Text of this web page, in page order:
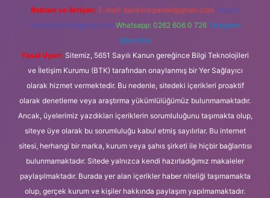
Reklam ve İletişim: E-mail: backlinkpaneli@gmail.com Teams:
forumhizmeti@gmail.com Whatsapp: 0262 606 0 726 Telegram:
@karabul
Yasal Uyarı: Sitemiz, 5651 Sayılı Kanun gereğince Bilgi Teknolojileri
ve İletişim Kurumu (BTK) tarafından onaylanmış bir Yer Sağlayıcı
olarak hizmet vermektedir. Bu nedenle, sitedeki içerikleri proaktif
olarak denetleme veya araştırma yükümlülüğümüz bulunmamaktadır.
Ancak, üyelerimiz yazdıkları içeriklerin sorumluluğunu taşımakta olup,
siteye üye olarak bu sorumluluğu kabul etmiş sayılırlar. Bu internet
sitesi, herhangi bir marka, kurum veya şahıs şirketi ile hiçbir bağlantısı
bulunmamaktadır. Sitede yalnızca kendi hazırladığımız makaleler
paylaşılmaktadır. Burada yer alan içerikler haber niteliği taşımamakta
olup, gerçek kurum ve kişiler hakkında paylaşım yapılmamaktadır.